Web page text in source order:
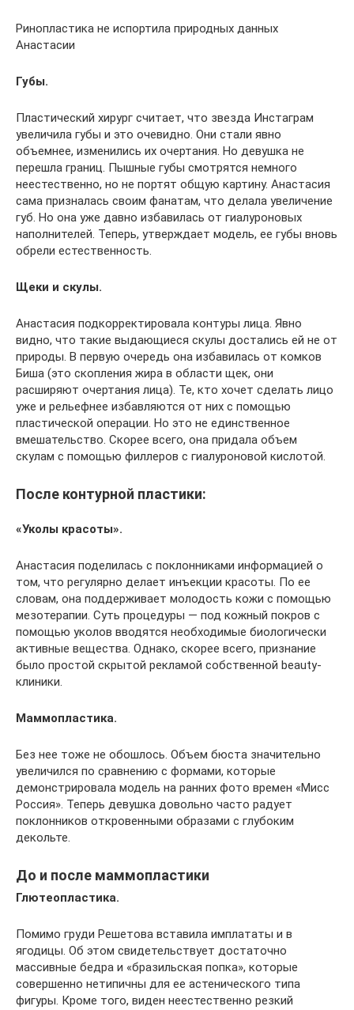
Ринопластика не испортила природных данных
Анастасии
Губы.
Пластический хирург считает, что звезда Инстаграм
увеличила губы и это очевидно. Они стали явно
объемнее, изменились их очертания. Но девушка не
перешла границ. Пышные губы смотрятся немного
неестественно, но не портят общую картину. Анастасия
сама призналась своим фанатам, что делала увеличение
губ. Но она уже давно избавилась от гиалуроновых
наполнителей. Теперь, утверждает модель, ее губы вновь
обрели естественность.
Щеки и скулы.
Анастасия подкорректировала контуры лица. Явно
видно, что такие выдающиеся скулы достались ей не от
природы. В первую очередь она избавилась от комков
Биша (это скопления жира в области щек, они
расширяют очертания лица). Те, кто хочет сделать лицо
уже и рельефнее избавляются от них с помощью
пластической операции. Но это не единственное
вмешательство. Скорее всего, она придала объем
скулам с помощью филлеров с гиалуроновой кислотой.
После контурной пластики:
«Уколы красоты».
Анастасия поделилась с поклонниками информацией о
том, что регулярно делает инъекции красоты. По ее
словам, она поддерживает молодость кожи с помощью
мезотерапии. Суть процедуры — под кожный покров с
помощью уколов вводятся необходимые биологически
активные вещества. Однако, скорее всего, признание
было простой скрытой рекламой собственной beauty-
клиники.
Маммопластика.
Без нее тоже не обошлось. Объем бюста значительно
увеличился по сравнению с формами, которые
демонстрировала модель на ранних фото времен «Мисс
Россия». Теперь девушка довольно часто радует
поклонников откровенными образами с глубоким
декольте.
До и после маммопластики
Глютеопластика.
Помимо груди Решетова вставила имплататы и в
ягодицы. Об этом свидетельствует достаточно
массивные бедра и «бразильская попка», которые
совершенно нетипичны для ее астенического типа
фигуры. Кроме того, виден неестественно резкий